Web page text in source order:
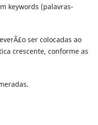
keywords (palavras-
ser colocadas ao
crescente, conforme as